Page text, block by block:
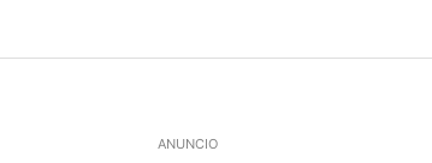
ANUNCIO